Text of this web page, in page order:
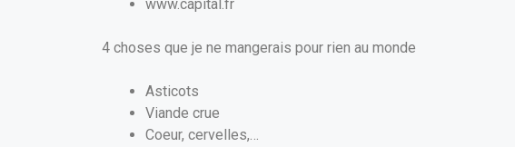
www.capital.fr
4 choses que je ne mangerais pour rien au monde
Asticots
Viande crue
Coeur, cervelles,…